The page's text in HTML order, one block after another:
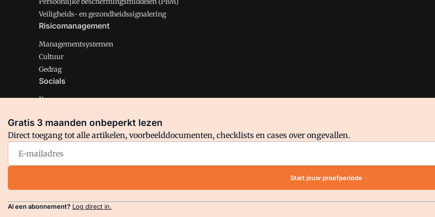
Veiligheids- en gezondheidssignalering
Risicomanagement
Managementsystemen
Cultuur
Gedrag
Socials
X
Facebook
Arbo is onderdeel van VMN media. Lees inons manifestwaar VMN media voor staat. Op gebruik van deze site zijn de
Gratis 3 maanden onbeperkt lezen
Direct toegang tot alle artikelen, voorbeelddocumenten, checklists en cases over ongevallen.
Start jouw proefperiode
Al een abonnement? Log direct in.